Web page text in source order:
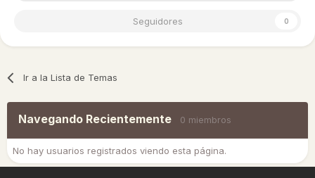
Seguidores 0
Ir a la Lista de Temas
Navegando Recientemente 0 miembros
No hay usuarios registrados viendo esta página.